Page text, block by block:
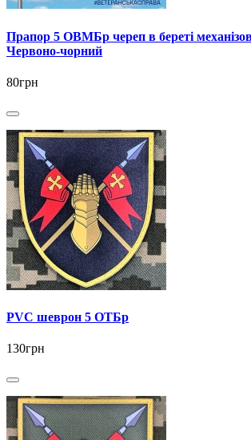
Прапор 5 ОВМБр череп в береті
Червоно-чорний
80грн
PVC шеврон 5 ОТБр
130грн